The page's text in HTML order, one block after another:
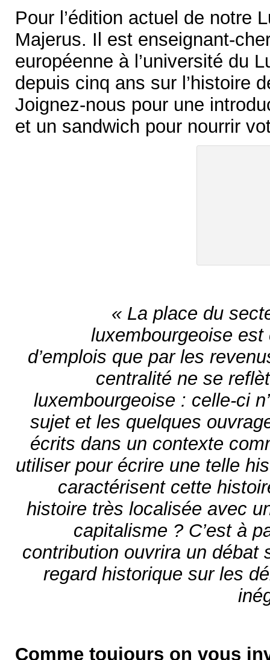
Pour l’édition actuel de notre
Majerus. Il est enseignant-
européenne à l’université du
depuis cinq ans sur l’histoire
Joignez-nous pour une
et un sandwich pour nourrir
« La place du
luxembourgeoise
d’emplois que par les
centralité ne se
luxembourgeoise : celle-ci
sujet et les quelques
écrits dans un contexte
utiliser pour écrire une telle
caractérisent cette
histoire très localisée avec
capitalisme ? C’est à
contribution ouvrira un débat
regard historique sur les
Comme toujours on vous